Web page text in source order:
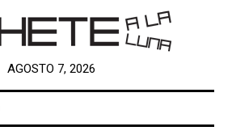
AGOSTO 7, 2026